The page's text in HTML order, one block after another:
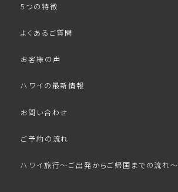
5つの特徴
よくあるご質問
お客様の声
ハワイの最新情報
お問い合わせ
ご予約の流れ
ハワイ旅行～ご出発からご帰国までの流れ～